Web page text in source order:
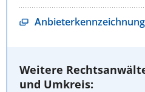
Anbieterkennzeichnung
Weitere
und Umkreis: